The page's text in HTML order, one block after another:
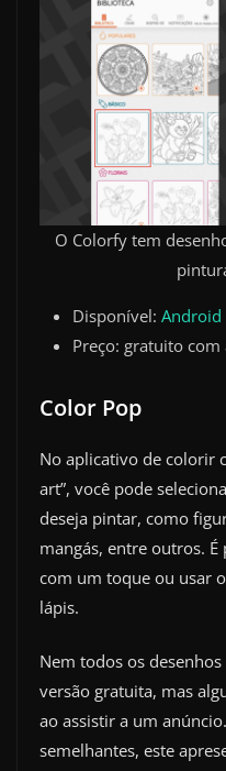
O Colorfy tem
Disponível: Android
Preço: gratuito
Color Pop
No aplicativo de colorir
art”, você pode
deseja pintar, como
mangás, entre outros.
com um toque ou usar
lápis.
Nem todos os
versão gratuita, mas
ao assistir a um
semelhantes, este